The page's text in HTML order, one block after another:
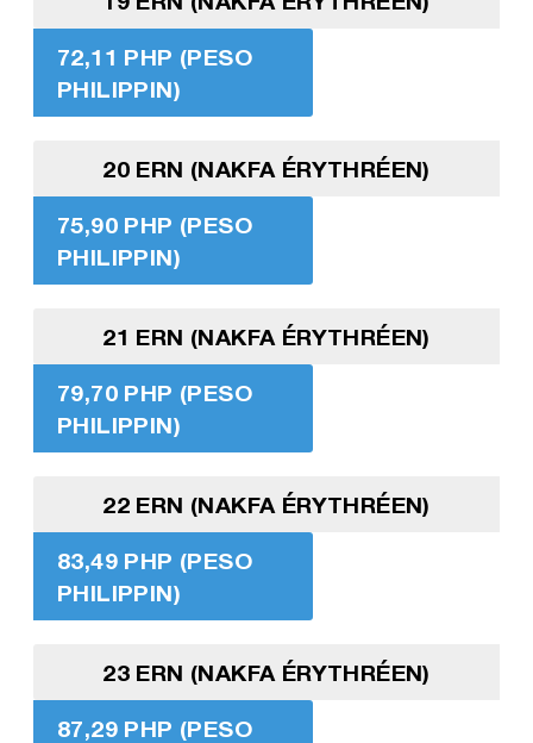
72,11 PHP (PESO
PHILIPPIN)
20 ERN (NAKFA ÉRYTHRÉEN)
75,90 PHP (PESO
PHILIPPIN)
21 ERN (NAKFA ÉRYTHRÉEN)
79,70 PHP (PESO
PHILIPPIN)
22 ERN (NAKFA ÉRYTHRÉEN)
83,49 PHP (PESO
PHILIPPIN)
23 ERN (NAKFA ÉRYTHRÉEN)
87,29 PHP (PESO